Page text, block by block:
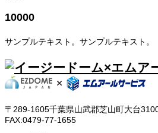
10000
サンプルテキスト。サンプルテキスト。
〒289-1605千葉県山武郡芝山町大台
FAX:0479-77-1655